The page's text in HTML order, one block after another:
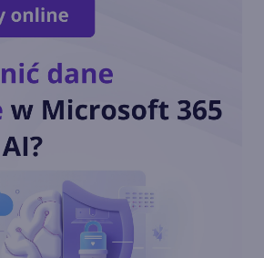
wyszukiwania Bing
Reddit zablokował Bingowi
dostęp do jego treści